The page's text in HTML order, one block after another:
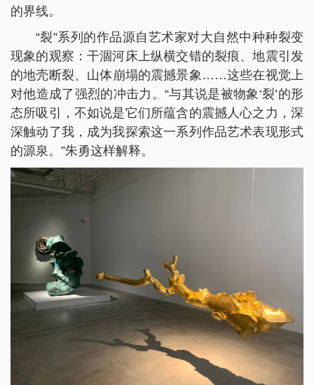
的界线。
“裂”系列的作品源自艺术家对大自然中种种裂变
现象的观察：干涸河床上纵横交错的裂痕、地震引发
的地壳断裂、山体崩塌的震撼景象……这些在视觉上
对他造成了强烈的冲击力。“与其说是被物象‘裂’的形
态所吸引，不如说是它们所蕴含的震撼人心之力，深
深触动了我，成为我探索这一系列作品艺术表现形式
的源泉。”朱勇这样解释。